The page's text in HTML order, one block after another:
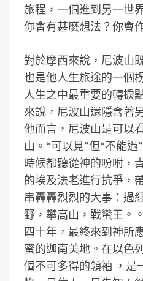
旅程，一個進到另一世
你會有甚麽想法？你會
對於摩西來說，尼波山
也是他人生旅途的一個
人生之中最重要的轉捩
來說，尼波山還隱含著
他而言，尼波山是可以
山。“可以見”但“不能
時候都聽從神的吩咐，
的埃及法老進行抗爭，
串轟轟烈烈的大事：過
野，攀高山，戰蠻王。
四十年，最終來到神所
蜜的迦南美地。在以色
個不可多得的領袖 ，是